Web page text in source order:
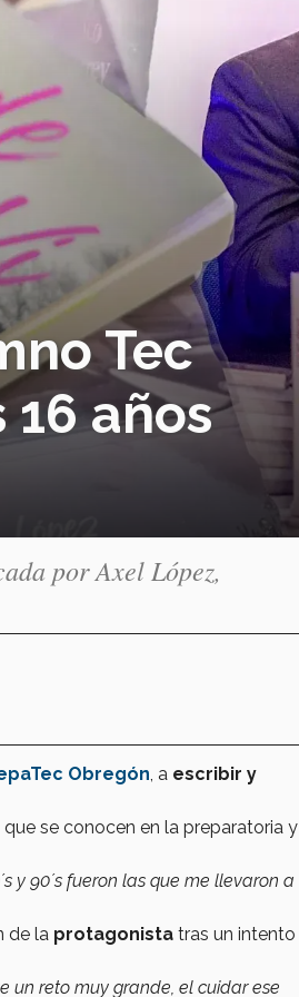
Tec
años
por Axel López,
Obregón , a escribir y
se conocen en la preparatoria y
y 90´s fueron las que me llevaron a
de la protagonista tras un intento
un reto muy grande, el cuidar ese